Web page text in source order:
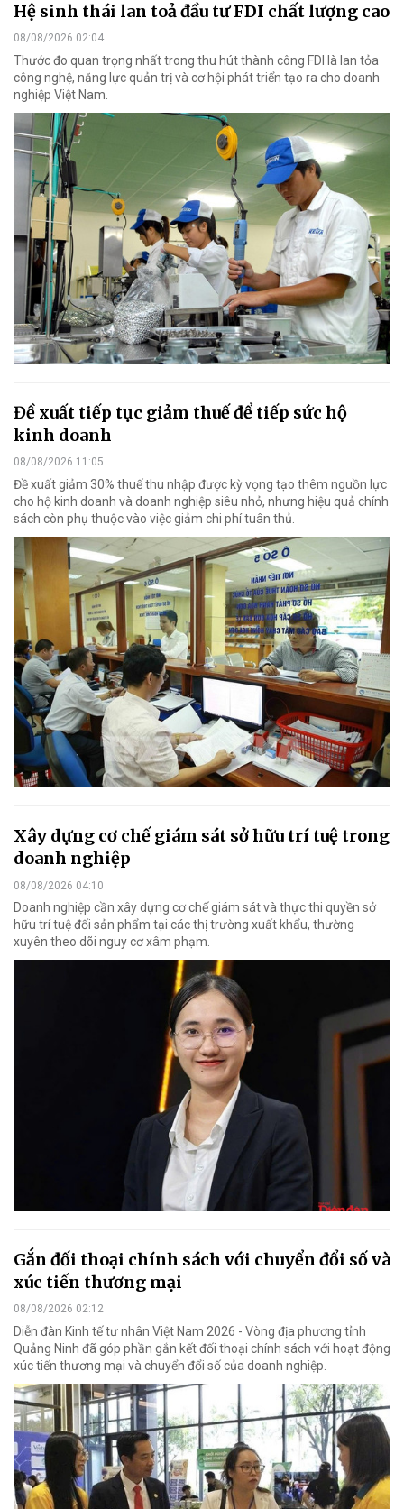
Hệ sinh thái lan toả đầu tư FDI chất lượng cao
08/08/2026 02:04
Thước đo quan trọng nhất trong thu hút thành công FDI là lan tỏa
công nghệ, năng lực quản trị và cơ hội phát triển tạo ra cho doanh
nghiệp Việt Nam.
Đề xuất tiếp tục giảm thuế để tiếp sức hộ
kinh doanh
08/08/2026 11:05
Đề xuất giảm 30% thuế thu nhập được kỳ vọng tạo thêm nguồn lực
cho hộ kinh doanh và doanh nghiệp siêu nhỏ, nhưng hiệu quả chính
sách còn phụ thuộc vào việc giảm chi phí tuân thủ.
Xây dựng cơ chế giám sát sở hữu trí tuệ trong
doanh nghiệp
08/08/2026 04:10
Doanh nghiệp cần xây dựng cơ chế giám sát và thực thi quyền sở
hữu trí tuệ đối sản phẩm tại các thị trường xuất khẩu, thường
xuyên theo dõi nguy cơ xâm phạm.
Gắn đối thoại chính sách với chuyển đổi số và
xúc tiến thương mại
08/08/2026 02:12
Diễn đàn Kinh tế tư nhân Việt Nam 2026 - Vòng địa phương tỉnh
Quảng Ninh đã góp phần gắn kết đối thoại chính sách với hoạt động
xúc tiến thương mại và chuyển đổi số của doanh nghiệp.